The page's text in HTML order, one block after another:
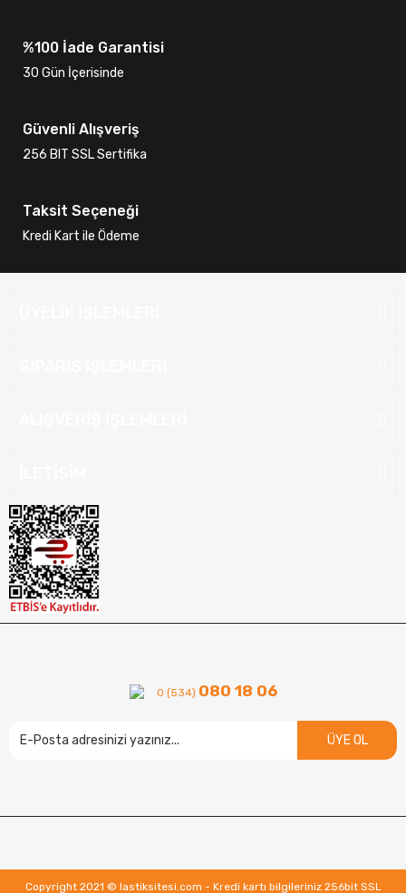
%100 İade Garantisi
30 Gün İçerisinde
Güvenli Alışveriş
256 BIT SSL Sertifika
Taksit Seçeneği
Kredi Kart ile Ödeme
0 (534) 080 18 06
ÜYE OL
Copyright 2021 © lastiksitesi.com - Kredi kartı bilgileriniz 256bit SSL